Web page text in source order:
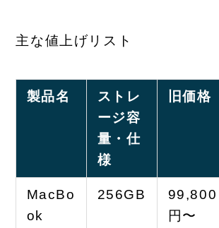
主な値上げリスト
製品名
ストレ
ージ容
量・仕
様
旧価格
MacBo
ok
256GB
99,800
円〜